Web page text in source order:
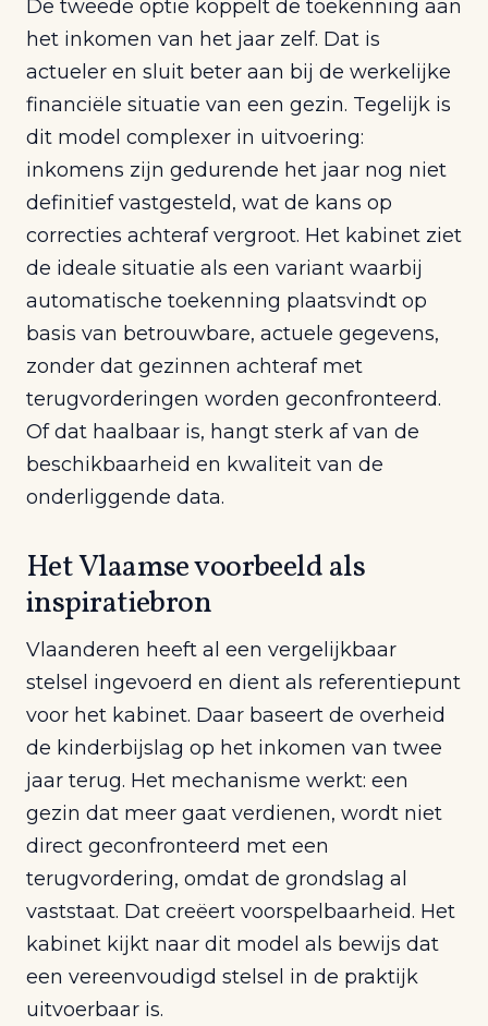
De tweede optie koppelt de toekenning aan
het inkomen van het jaar zelf. Dat is
actueler en sluit beter aan bij de werkelijke
financiële situatie van een gezin. Tegelijk is
dit model complexer in uitvoering:
inkomens zijn gedurende het jaar nog niet
definitief vastgesteld, wat de kans op
correcties achteraf vergroot. Het kabinet ziet
de ideale situatie als een variant waarbij
automatische toekenning plaatsvindt op
basis van betrouwbare, actuele gegevens,
zonder dat gezinnen achteraf met
terugvorderingen worden geconfronteerd.
Of dat haalbaar is, hangt sterk af van de
beschikbaarheid en kwaliteit van de
onderliggende data.
Het Vlaamse voorbeeld als
inspiratiebron
Vlaanderen heeft al een vergelijkbaar
stelsel ingevoerd en dient als referentiepunt
voor het kabinet. Daar baseert de overheid
de kinderbijslag op het inkomen van twee
jaar terug. Het mechanisme werkt: een
gezin dat meer gaat verdienen, wordt niet
direct geconfronteerd met een
terugvordering, omdat de grondslag al
vaststaat. Dat creëert voorspelbaarheid. Het
kabinet kijkt naar dit model als bewijs dat
een vereenvoudigd stelsel in de praktijk
uitvoerbaar is.